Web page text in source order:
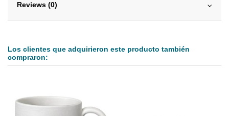
Reviews (0)
Los clientes que adquirieron este producto también
compraron: